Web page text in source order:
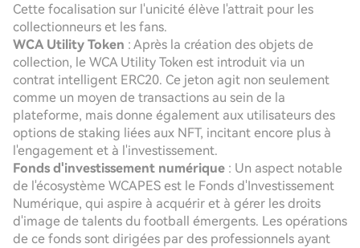
Cette focalisation sur l'unicité élève l'attrait pour les
collectionneurs et les fans.
WCA Utility Token : Après la création des objets de
collection, le WCA Utility Token est introduit via un
contrat intelligent ERC20. Ce jeton agit non seulement
comme un moyen de transactions au sein de la
plateforme, mais donne également aux utilisateurs des
options de staking liées aux NFT, incitant encore plus à
l'engagement et à l'investissement.
Fonds d'investissement numérique : Un aspect notable
de l'écosystème WCAPES est le Fonds d'Investissement
Numérique, qui aspire à acquérir et à gérer les droits
d'image de talents du football émergents. Les opérations
de ce fonds sont dirigées par des professionnels ayant